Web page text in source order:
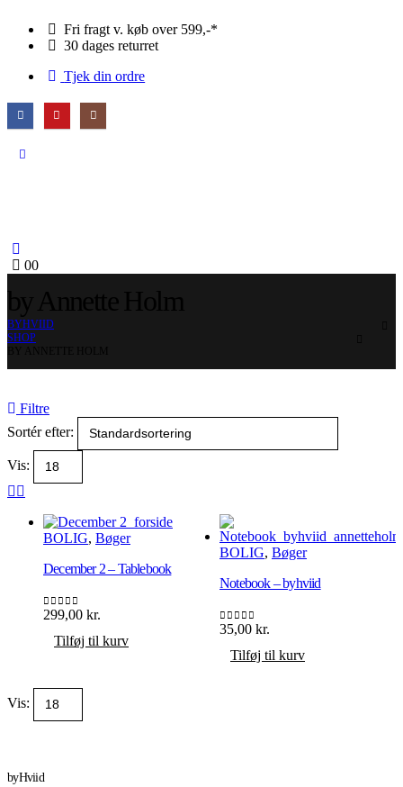
Fri fragt v. køb over 599,-*
30 dages returret
Tjek din ordre
00
BYHVIID
SHOP
Filtre
Sortér efter:
Vis:
BOLIG, Bøger
December 2 – Tablebook
0ud af 5
299,00 kr.
Tilføj til kurv
BOLIG, Bøger
Notebook – byhviid
0ud af 5
35,00 kr.
Tilføj til kurv
Vis:
byHviid